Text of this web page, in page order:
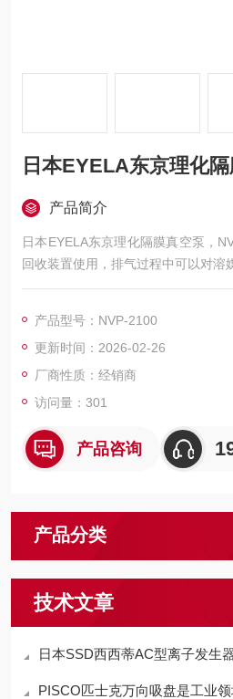
日本EYELA东京理化
产品简介
日本EYELA东京理化隔膜真空泵，
回收装置使用，排气过程中可以对溶
产品型号：NVP-2100
更新时间：2026-02-26
厂商性质：经销商
访问量：301
产品咨询
产品分类
技术文章
日本SSD西西蒂AC型离子发生
PISCO匹士克​万向吸盘是工业